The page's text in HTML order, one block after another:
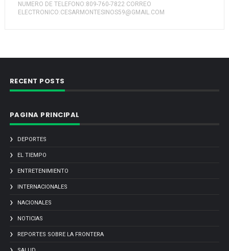
NUMERO DE TELEFONO:809-760-7822 CORREO
ELECTRONICO:CESARMONTESINOS59@GMAIL.COM
RECENT POSTS
PAGINA PRINCIPAL
DEPORTES
EL TIEMPO
ENTRETENIMIENTO
INTERNACIONALES
NACIONALES
NOTICIAS
REPORTES SOBRE LA FRONTERA